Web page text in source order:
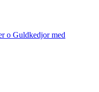
o Guldkedjor med